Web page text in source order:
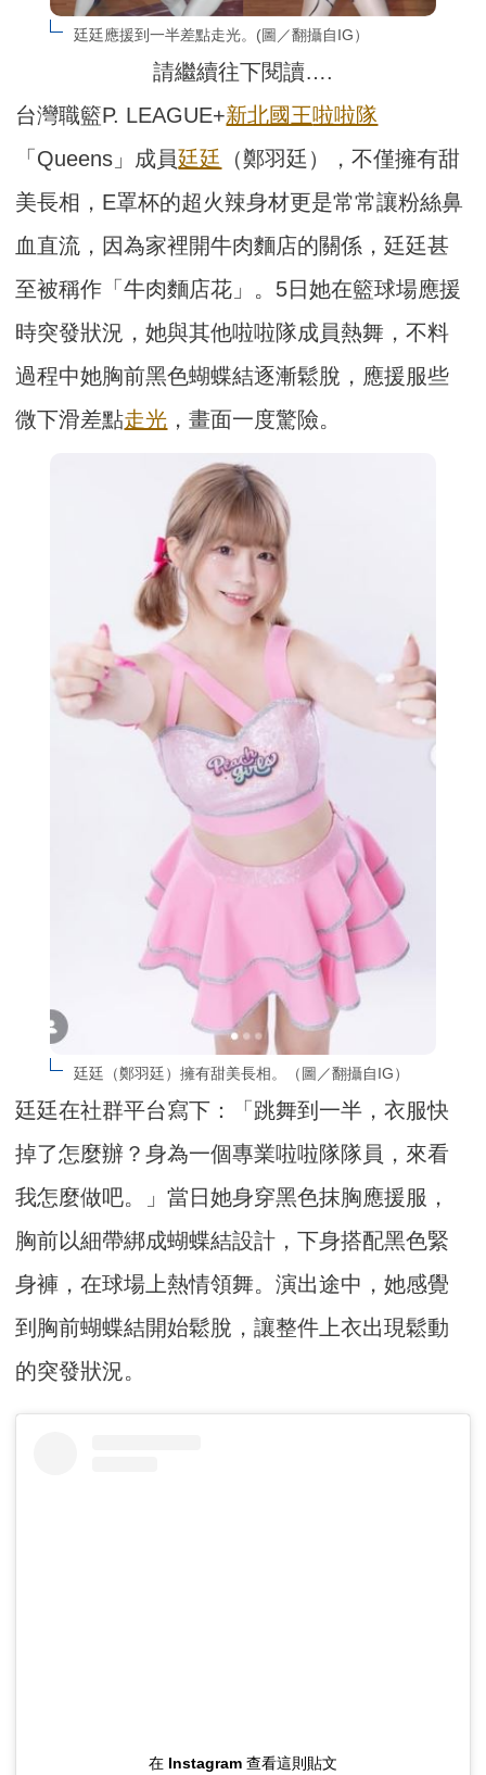
廷廷應援到一半差點走光。(圖／翻攝自IG）
請繼續往下閱讀….
台灣職籃P. LEAGUE+新北國王啦啦隊
「Queens」成員廷廷
（鄭羽廷），不僅擁有甜
美長相，E罩杯的超火辣身材更是常常讓粉絲鼻
血直流，因為家裡開牛肉麵店的關係，廷廷甚
至被稱作「牛肉麵店花」。5日她在籃球場應援
時突發狀況，她與其他啦啦隊成員熱舞，不料
過程中她胸前黑色蝴蝶結逐漸鬆脫，應援服些
微下滑差點走光 ，畫面一度驚險。
廷廷（鄭羽廷）擁有甜美長相。（圖／翻攝自IG）
廷廷在社群平台寫下：「跳舞到一半，衣服快
掉了怎麼辦？身為一個專業啦啦隊隊員，來看
我怎麼做吧。」當日她身穿黑色抹胸應援服，
胸前以細帶綁成蝴蝶結設計，下身搭配黑色緊
身褲，在球場上熱情領舞。演出途中，她感覺
到胸前蝴蝶結開始鬆脫，讓整件上衣出現鬆動
的突發狀況。
在 Instagram 查看這則貼文